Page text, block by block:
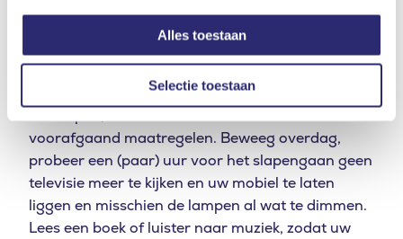
Alles toestaan
Selectie toestaan
hele dag op kantoor in kunstlicht werken, is
funest. Zeker ook ’s avonds nog. Al kan het gebrek
aan beweging overdag ook een factor zijn.’
Zorg kortom voor een donkere omgeving tijdens
voorafgaand maatregelen. Beweeg overdag,
probeer een (paar) uur voor het slapengaan geen
televisie meer te kijken en uw mobiel te laten
liggen en misschien de lampen al wat te dimmen.
Lees een boek of luister naar muziek, zodat uw